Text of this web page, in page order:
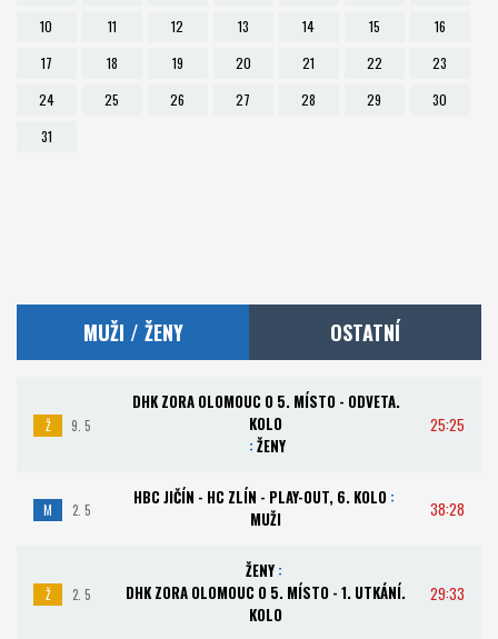
Kontakt
10
11 12 13 14 15
16
17
18 19 20 21 22
23
24
25 26 27 28 29
30
31
MUŽI / ŽENY OSTATNÍ
Ž 9. 5
DHK ZORA OLOMOUC O 5. MÍSTO - ODVETA.
KOLO
: ŽENY
25:25
M 2. 5
HBC JIČÍN - HC ZLÍN - PLAY-OUT, 6. KOLO :
MUŽI
38:28
Ž 2. 5
ŽENY :
DHK ZORA OLOMOUC O 5. MÍSTO - 1. UTKÁNÍ.
KOLO
29:33